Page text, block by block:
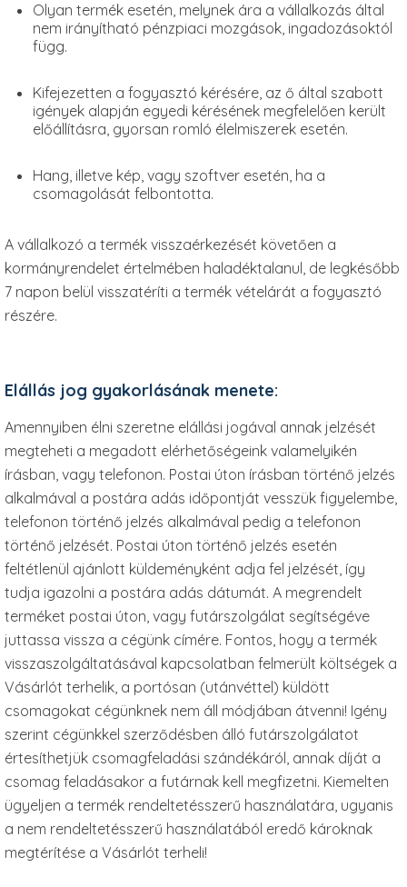
Olyan termék esetén, melynek ára a vállalkozás által
nem irányítható pénzpiaci mozgások, ingadozásoktól
függ.
Kifejezetten a fogyasztó kérésére, az ő által szabott
igények alapján egyedi kérésének megfelelően került
előállításra, gyorsan romló élelmiszerek esetén.
Hang, illetve kép, vagy szoftver esetén, ha a
csomagolását felbontotta.
A vállalkozó a termék visszaérkezését követően a
kormányrendelet értelmében haladéktalanul, de legkésőbb
7 napon belül visszatéríti a termék vételárát a fogyasztó
részére.
Elállás jog gyakorlásának menete:
Amennyiben élni szeretne elállási jogával annak jelzését
megteheti a megadott elérhetőségeink valamelyikén
írásban, vagy telefonon. Postai úton írásban történő jelzés
alkalmával a postára adás időpontját vesszük figyelembe,
telefonon történő jelzés alkalmával pedig a telefonon
történő jelzését. Postai úton történő jelzés esetén
feltétlenül ajánlott küldeményként adja fel jelzését, így
tudja igazolni a postára adás dátumát. A megrendelt
terméket postai úton, vagy futárszolgálat segítségéve
juttassa vissza a cégünk címére. Fontos, hogy a termék
visszaszolgáltatásával kapcsolatban felmerült költségek a
Vásárlót terhelik, a portósan (utánvéttel) küldött
csomagokat cégünknek nem áll módjában átvenni! Igény
szerint cégünkkel szerződésben álló futárszolgálatot
értesíthetjük csomagfeladási szándékáról, annak díját a
csomag feladásakor a futárnak kell megfizetni. Kiemelten
ügyeljen a termék rendeltetésszerű használatára, ugyanis
a nem rendeltetésszerű használatából eredő károknak
megtérítése a Vásárlót terheli!